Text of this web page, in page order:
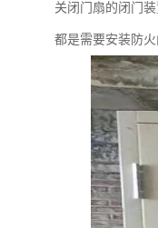
关闭门扇的闭门
都是需要安装防火